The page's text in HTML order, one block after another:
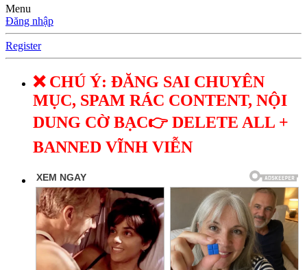
Menu
Đăng nhập
Register
❌ CHÚ Ý: ĐĂNG SAI CHUYÊN
MỤC, SPAM RÁC CONTENT, NỘI
DUNG CỜ BẠC👉 DELETE ALL +
BANNED VĨNH VIỄN